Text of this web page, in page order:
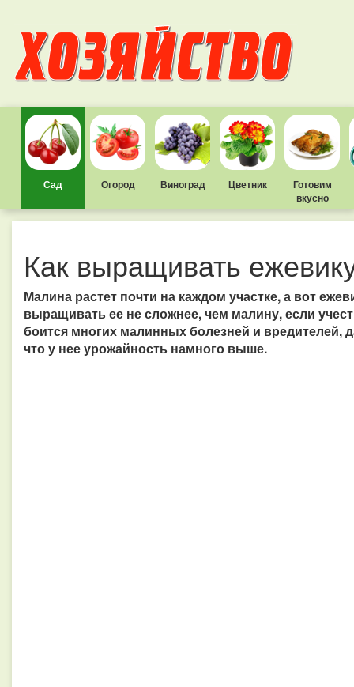
Сад Огород Виноград Цветник
Готовим
вкусно
Как выращивать
Малина растет почти на каждом участке, а вот
выращивать ее не сложнее, чем малину, если
боится многих малинных болезней и вредителей,
что у нее урожайность намного выше.